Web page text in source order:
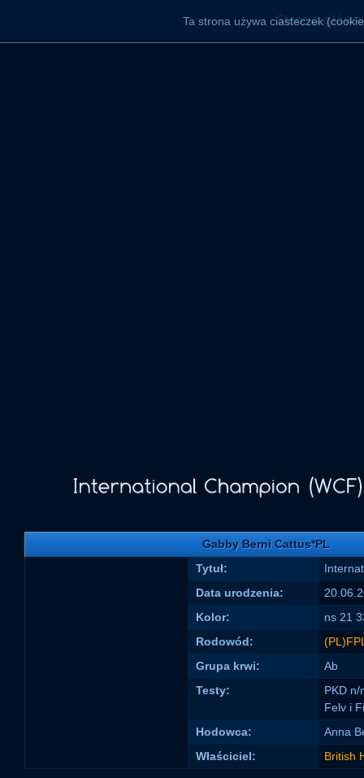
Gabby Berni Cattus*PL
Tytuł:
Data urodzenia:
Kolor:
ns 21
Rodowód:
Grupa krwi:
Ab
Testy:
PKD n/
Felv i
Hodowca:
Anna
Właściciel:
British
Ta strona używa ciasteczek